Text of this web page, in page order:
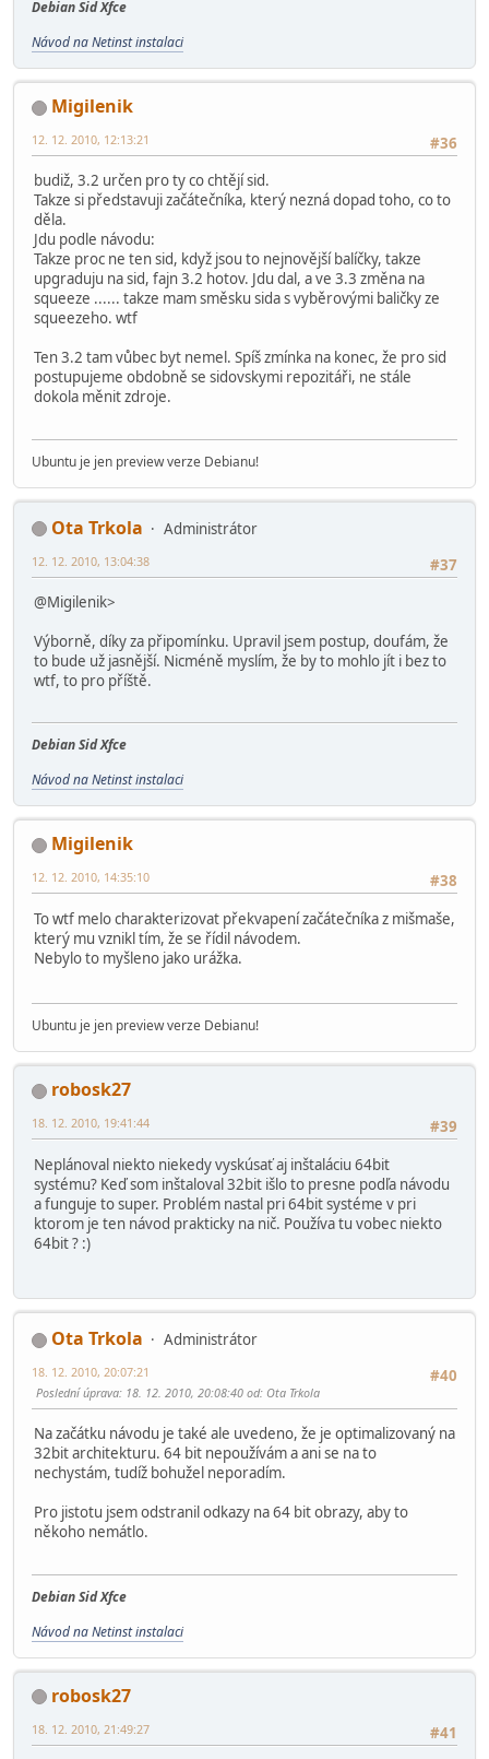
Debian Sid Xfce
Návod na Netinst instalaci
Migilenik
#36
12. 12. 2010, 12:13:21
budiž, 3.2 určen pro ty co chtějí sid.
Takze si představuji začátečníka, který nezná dopad toho, co to
děla.
Jdu podle návodu:
Takze proc ne ten sid, když jsou to nejnovější balíčky, takze
upgraduju na sid, fajn 3.2 hotov. Jdu dal, a ve 3.3 změna na
squeeze ...... takze mam směsku sida s vyběrovými baličky ze
squeezeho. wtf
Ten 3.2 tam vůbec byt nemel. Spíš zmínka na konec, že pro sid
postupujeme obdobně se sidovskymi repozitáři, ne stále
dokola měnit zdroje.
Ubuntu je jen preview verze Debianu!
Ota Trkola
Administrátor
#37
12. 12. 2010, 13:04:38
@Migilenik>
Výborně, díky za připomínku. Upravil jsem postup, doufám, že
to bude už jasnější. Nicméně myslím, že by to mohlo jít i bez to
wtf, to pro příště.
Debian Sid Xfce
Návod na Netinst instalaci
Migilenik
#38
12. 12. 2010, 14:35:10
To wtf melo charakterizovat překvapení začátečníka z mišmaše,
který mu vznikl tím, že se řídil návodem.
Nebylo to myšleno jako urážka.
Ubuntu je jen preview verze Debianu!
robosk27
#39
18. 12. 2010, 19:41:44
Neplánoval niekto niekedy vyskúsať aj inštaláciu 64bit
systému? Keď som inštaloval 32bit išlo to presne podľa návodu
a funguje to super. Problém nastal pri 64bit systéme v pri
ktorom je ten návod prakticky na nič. Používa tu vobec niekto
64bit ? :)
Ota Trkola
Administrátor
#40
18. 12. 2010, 20:07:21
Poslední úprava: 18. 12. 2010, 20:08:40 od: Ota Trkola
Na začátku návodu je také ale uvedeno, že je optimalizovaný na
32bit architekturu. 64 bit nepoužívám a ani se na to
nechystám, tudíž bohužel neporadím.
Pro jistotu jsem odstranil odkazy na 64 bit obrazy, aby to
někoho nemátlo.
Debian Sid Xfce
Návod na Netinst instalaci
robosk27
#41
18. 12. 2010, 21:49:27